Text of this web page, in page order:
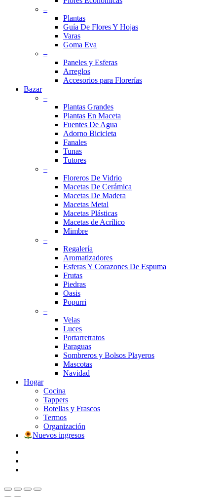
–
Plantas
Guía De Flores Y Hojas
Varas
Goma Eva
–
Paneles y Esferas
Arreglos
Accesorios para Florerías
Bazar
–
Plantas Grandes
Plantas En Maceta
Fuentes De Agua
Adorno Bicicleta
Fanales
Tunas
Tutores
–
Floreros De Vidrio
Macetas De Cerámica
Macetas De Madera
Macetas Metal
Macetas Plásticas
Macetas de Acrílico
Mimbre
–
Regalería
Aromatizadores
Esferas Y Corazones De Espuma
Frutas
Piedras
Oasis
Popurri
–
Velas
Luces
Portarretratos
Paraguas
Sombreros y Bolsos Playeros
Mascotas
Navidad
Hogar
Cocina
Tappers
Botellas y Frascos
Termos
Organización
Nuevos ingresos